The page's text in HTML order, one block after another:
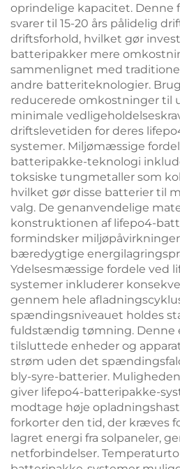
oprindelige kapacitet.
svarer til 15-20 års pålidelig
driftsforhold, hvilket gør
batteripakker mere
sammenlignet med
andre batteriteknologier.
reducerede omkostninger til
minimale
driftslevetiden for deres
systemer. Miljømæssige
batteripakke-teknologi
toksiske tungmetaller som
hvilket gør disse batterier til
valg. De genanvendelige
konstruktionen af lifepo4-
formindsker
bæredygtige
Ydelsesmæssige fordele ved
systemer inkluderer
gennem hele
spændingsniveauet holdes
fuldstændig tømning. Denne
tilsluttede enheder og
strøm uden det
bly-syre-batterier.
giver lifepo4-batteripakke-
modtage høje
forkorter den tid, der kræves
lagret energi fra solpaneler,
netforbindelser.